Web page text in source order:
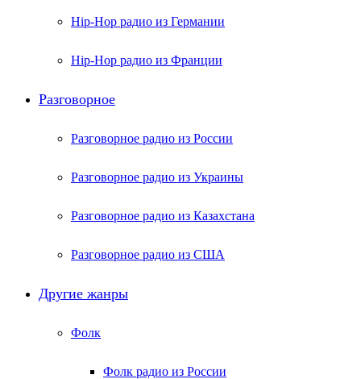
Hip-Hop радио из Германии
Hip-Hop радио из Франции
Разговорное
Разговорное радио из России
Разговорное радио из Украины
Разговорное радио из Казахстана
Разговорное радио из США
Другие жанры
Фолк
Фолк радио из России